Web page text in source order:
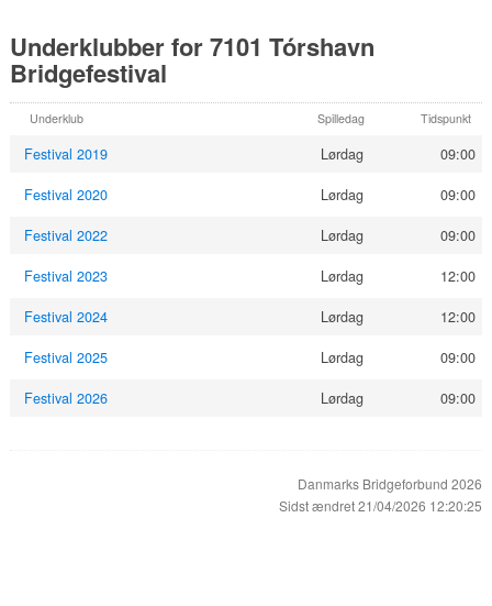
Underklubber for 7101 Tórshavn
Bridgefestival
Underklub Spilledag Tidspunkt
Festival 2019 Lørdag 09:00
Festival 2020 Lørdag 09:00
Festival 2022 Lørdag 09:00
Festival 2023 Lørdag 12:00
Festival 2024 Lørdag 12:00
Festival 2025 Lørdag 09:00
Festival 2026 Lørdag 09:00
Danmarks Bridgeforbund 2026
Sidst ændret 21/04/2026 12:20:25